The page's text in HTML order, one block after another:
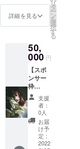
AMOの
想いの
ゴス
テッ
カー。
このス
テッ
カーを
見るた
びに、
愛を
持っ
て、あ
なた自
で送ら
れ、作
だくこ
とが可
能で
す。 今
回のた
めに、
２００
年前に
作られ
た古典
バレエ
「ジゼ
ル」の
しま
す。 ア
ため、
下に着
によっ
て雰囲
気がガ
ラリと
変わり
ます。
シンプ
ルに無
地の似
た色で
カー、
シース
ルー
ンライ
ンパ
フォー
マンス
"Giselle
" チケッ
ト全て
をセッ
トにし
てお届
けしま
す。そ
れぞれ
詳細を見る
リ
タ
ー
ン
を
選
択
す
る
50,
000 円
【スポ
ンサー
枠
Margue
rite】
The
AMOの
活動を
応援し
たい！
支援
者：
0人
お届
け予
定：
2022